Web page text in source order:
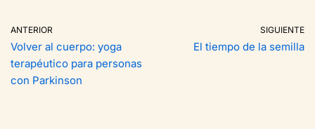
ANTERIOR
Volver al cuerpo: yoga
terapéutico para personas
con Parkinson
SIGUIENTE
El tiempo de la semilla